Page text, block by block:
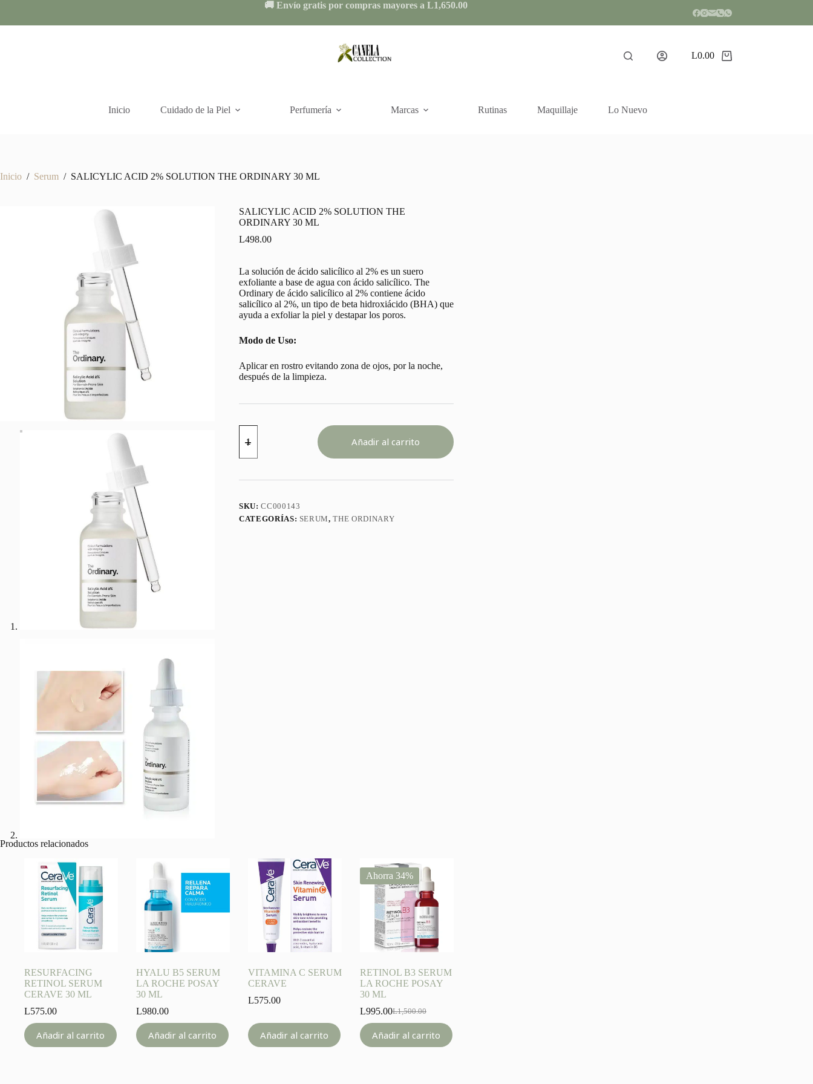
content
🚚 Envío gratis por compras mayores a L1,650.00
Shopping
L0.00
Inicio Cuidado de la Piel Perfumería Marcas Rutinas Maquillaje Lo Nuevo
Inicio / Serum / SALICYLIC ACID 2% SOLUTION THE ORDINARY 30 ML
SALICYLIC ACID 2% SOLUTION THE
ORDINARY 30 ML
L498.00
La solución de ácido salicílico al 2% es un suero
exfoliante a base de agua con ácido salicílico. The
Ordinary de ácido salicílico al 2% contiene ácido
salicílico al 2%, un tipo de beta hidroxiácido (BHA) que
ayuda a exfoliar la piel y destapar los poros.
Modo de Uso:
Aplicar en rostro evitando zona de ojos, por la noche,
después de la limpieza.
ACID
SOLUTION
ORDINARY
ML
cantidad
Añadir al carrito
SKU:CC000143
CATEGORÍAS: SERUM,THE ORDINARY
Productos relacionados
RESURFACING
RETINOL SERUM
CERAVE 30 ML
L575.00
Añadir al carrito
HYALU B5 SERUM
LA ROCHE POSAY
30 ML
L980.00
Añadir al carrito
VITAMINA C SERUM
CERAVE
L575.00
Añadir al carrito
Ahorra 34%
RETINOL B3 SERUM
LA ROCHE POSAY
30 ML
L1,500.00
Original
was:
L1,500.00.
L995.00Current
is:
L995.00.
Añadir al carrito